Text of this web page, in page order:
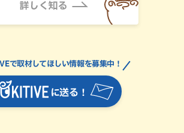
に送る！
で取材してほしい情報を募集中！